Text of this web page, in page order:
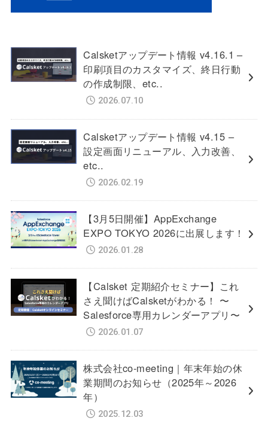
Calsketアップデート情報 v4.16.1 –
印刷項目のカスタマイズ、終日行動
の作成制限、etc..
2026.07.10
Calsketアップデート情報 v4.15 –
設定画面リニューアル、入力改善、
etc..
2026.02.19
【3月5日開催】AppExchange
EXPO TOKYO 2026に出展します！
2026.01.28
【Calsket 定期紹介セミナー】これ
さえ聞けばCalsketがわかる！ 〜
Salesforce専用カレンダーアプリ〜
2026.01.07
株式会社co-meeting｜年末年始の休
業期間のお知らせ（2025年～2026
年）
2025.12.03